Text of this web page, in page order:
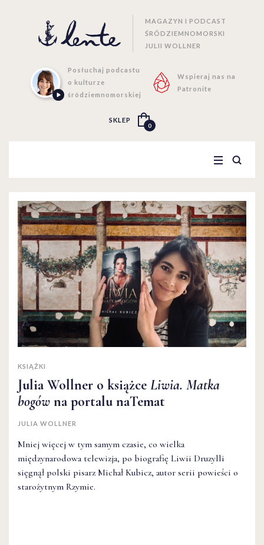
MAGAZYN I PODCAST
ŚRÓDZIEMNOMORSKI
JULII WOLLNER
Posłuchaj podcastu
o kulturze
śródziemnomorskiej
Wspieraj nas na
Patronite
SKLEP
0
KSIĄŻKI
Julia Wollner o książce Liwia. Matka
bogów na portalu naTemat
JULIA WOLLNER
Mniej więcej w tym samym czasie, co wielka
międzynarodowa telewizja, po biografię Liwii Druzylli
sięgnął polski pisarz Michał Kubicz, autor serii powieści o
starożytnym Rzymie.